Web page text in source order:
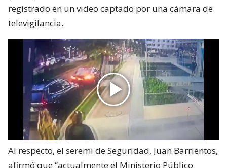
registrado en un video captado por una cámara de
televigilancia.
Al respecto, el seremi de Seguridad, Juan Barrientos,
afirmó que “actualmente el Ministerio Público